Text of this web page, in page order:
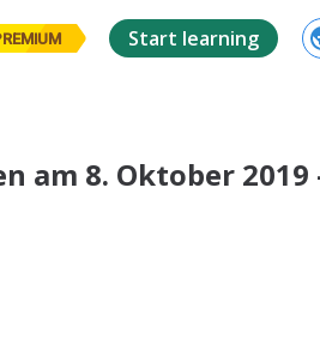
Start learning
am 8. Oktober